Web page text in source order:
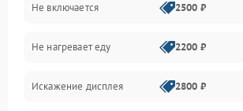
Механика и внутренние элементы
Механические повреждения
Питание и запуск
Не включается 2500 ₽
Не нагревает еду 2200 ₽
Искажение дисплея 2800 ₽